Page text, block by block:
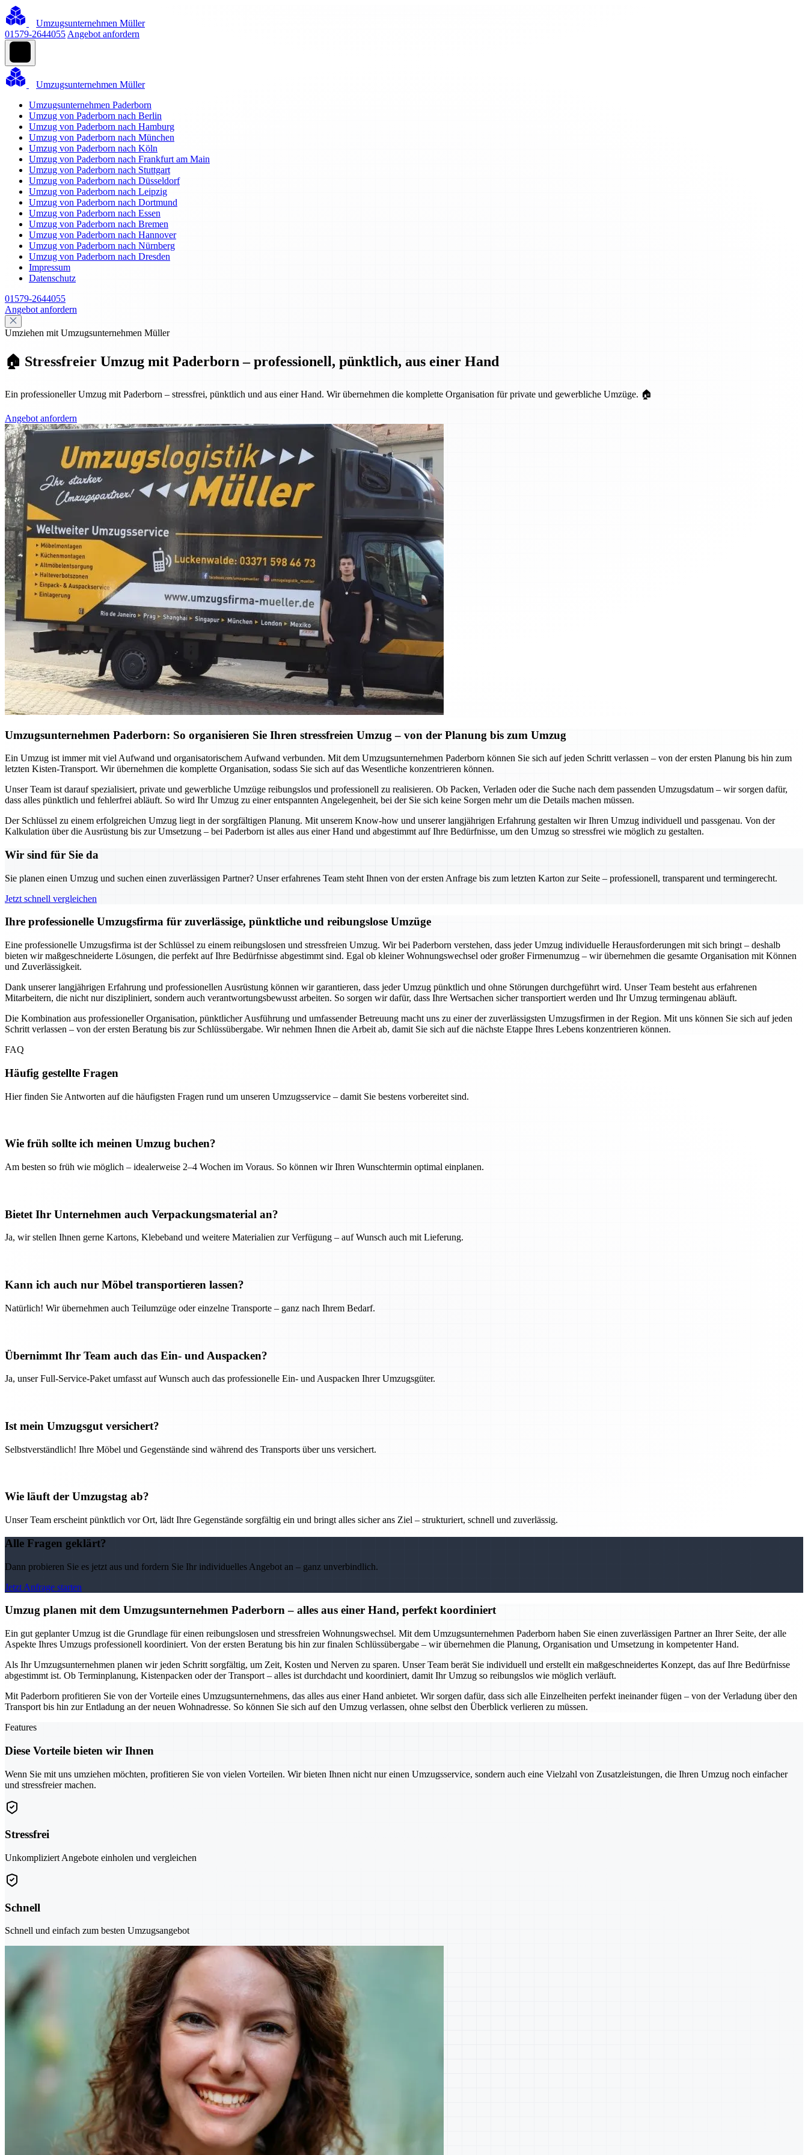
Umzugsunternehmen Müller
01579-2644055 Angebot anfordern
Umzugsunternehmen Müller
Umzugsunternehmen Paderborn
Umzug von Paderborn nach Berlin
Umzug von Paderborn nach Hamburg
Umzug von Paderborn nach München
Umzug von Paderborn nach Köln
Umzug von Paderborn nach Frankfurt am Main
Umzug von Paderborn nach Stuttgart
Umzug von Paderborn nach Düsseldorf
Umzug von Paderborn nach Leipzig
Umzug von Paderborn nach Dortmund
Umzug von Paderborn nach Essen
Umzug von Paderborn nach Bremen
Umzug von Paderborn nach Hannover
Umzug von Paderborn nach Nürnberg
Umzug von Paderborn nach Dresden
Impressum
Datenschutz
01579-2644055
Angebot anfordern
Umziehen mit Umzugsunternehmen Müller
🏠 Stressfreier Umzug mit Paderborn – professionell, pünktlich, aus einer Hand
Ein professioneller Umzug mit Paderborn – stressfrei, pünktlich und aus einer Hand. Wir übernehmen die komplette Organisation für private und gewerbliche Umzüge. 🏠
Angebot anfordern
Umzugsunternehmen Paderborn: So organisieren Sie Ihren stressfreien Umzug – von der Planung bis zum Umzug
Ein Umzug ist immer mit viel Aufwand und organisatorischem Aufwand verbunden. Mit dem Umzugsunternehmen Paderborn können Sie sich auf jeden Schritt verlassen – von der ersten Planung bis hin zum
letzten Kisten-Transport. Wir übernehmen die komplette Organisation, sodass Sie sich auf das Wesentliche konzentrieren können.
Unser Team ist darauf spezialisiert, private und gewerbliche Umzüge reibungslos und professionell zu realisieren. Ob Packen, Verladen oder die Suche nach dem passenden Umzugsdatum – wir sorgen dafür,
dass alles pünktlich und fehlerfrei abläuft. So wird Ihr Umzug zu einer entspannten Angelegenheit, bei der Sie sich keine Sorgen mehr um die Details machen müssen.
Der Schlüssel zu einem erfolgreichen Umzug liegt in der sorgfältigen Planung. Mit unserem Know-how und unserer langjährigen Erfahrung gestalten wir Ihren Umzug individuell und passgenau. Von der
Kalkulation über die Ausrüstung bis zur Umsetzung – bei Paderborn ist alles aus einer Hand und abgestimmt auf Ihre Bedürfnisse, um den Umzug so stressfrei wie möglich zu gestalten.
Wir sind für Sie da
Sie planen einen Umzug und suchen einen zuverlässigen Partner? Unser erfahrenes Team steht Ihnen von der ersten Anfrage bis zum letzten Karton zur Seite – professionell, transparent und termingerecht.
Jetzt schnell vergleichen
Ihre professionelle Umzugsfirma für zuverlässige, pünktliche und reibungslose Umzüge
Eine professionelle Umzugsfirma ist der Schlüssel zu einem reibungslosen und stressfreien Umzug. Wir bei Paderborn verstehen, dass jeder Umzug individuelle Herausforderungen mit sich bringt – deshalb
bieten wir maßgeschneiderte Lösungen, die perfekt auf Ihre Bedürfnisse abgestimmt sind. Egal ob kleiner Wohnungswechsel oder großer Firmenumzug – wir übernehmen die gesamte Organisation mit Können
und Zuverlässigkeit.
Dank unserer langjährigen Erfahrung und professionellen Ausrüstung können wir garantieren, dass jeder Umzug pünktlich und ohne Störungen durchgeführt wird. Unser Team besteht aus erfahrenen
Mitarbeitern, die nicht nur diszipliniert, sondern auch verantwortungsbewusst arbeiten. So sorgen wir dafür, dass Ihre Wertsachen sicher transportiert werden und Ihr Umzug termingenau abläuft.
Die Kombination aus professioneller Organisation, pünktlicher Ausführung und umfassender Betreuung macht uns zu einer der zuverlässigsten Umzugsfirmen in der Region. Mit uns können Sie sich auf jeden
Schritt verlassen – von der ersten Beratung bis zur Schlüssübergabe. Wir nehmen Ihnen die Arbeit ab, damit Sie sich auf die nächste Etappe Ihres Lebens konzentrieren können.
FAQ
Häufig gestellte Fragen
Hier finden Sie Antworten auf die häufigsten Fragen rund um unseren Umzugsservice – damit Sie bestens vorbereitet sind.
Wie früh sollte ich meinen Umzug buchen?
Am besten so früh wie möglich – idealerweise 2–4 Wochen im Voraus. So können wir Ihren Wunschtermin optimal einplanen.
Bietet Ihr Unternehmen auch Verpackungsmaterial an?
Ja, wir stellen Ihnen gerne Kartons, Klebeband und weitere Materialien zur Verfügung – auf Wunsch auch mit Lieferung.
Kann ich auch nur Möbel transportieren lassen?
Natürlich! Wir übernehmen auch Teilumzüge oder einzelne Transporte – ganz nach Ihrem Bedarf.
Übernimmt Ihr Team auch das Ein- und Auspacken?
Ja, unser Full-Service-Paket umfasst auf Wunsch auch das professionelle Ein- und Auspacken Ihrer Umzugsgüter.
Ist mein Umzugsgut versichert?
Selbstverständlich! Ihre Möbel und Gegenstände sind während des Transports über uns versichert.
Wie läuft der Umzugstag ab?
Unser Team erscheint pünktlich vor Ort, lädt Ihre Gegenstände sorgfältig ein und bringt alles sicher ans Ziel – strukturiert, schnell und zuverlässig.
Alle Fragen geklärt?
Dann probieren Sie es jetzt aus und fordern Sie Ihr individuelles Angebot an – ganz unverbindlich.
Jetzt Anfrage starten
Umzug planen mit dem Umzugsunternehmen Paderborn – alles aus einer Hand, perfekt koordiniert
Ein gut geplanter Umzug ist die Grundlage für einen reibungslosen und stressfreien Wohnungswechsel. Mit dem Umzugsunternehmen Paderborn haben Sie einen zuverlässigen Partner an Ihrer Seite, der alle
Aspekte Ihres Umzugs professionell koordiniert. Von der ersten Beratung bis hin zur finalen Schlüssübergabe – wir übernehmen die Planung, Organisation und Umsetzung in kompetenter Hand.
Als Ihr Umzugsunternehmen planen wir jeden Schritt sorgfältig, um Zeit, Kosten und Nerven zu sparen. Unser Team berät Sie individuell und erstellt ein maßgeschneidertes Konzept, das auf Ihre Bedürfnisse
abgestimmt ist. Ob Terminplanung, Kistenpacken oder der Transport – alles ist durchdacht und koordiniert, damit Ihr Umzug so reibungslos wie möglich verläuft.
Mit Paderborn profitieren Sie von der Vorteile eines Umzugsunternehmens, das alles aus einer Hand anbietet. Wir sorgen dafür, dass sich alle Einzelheiten perfekt ineinander fügen – von der Verladung über den
Transport bis hin zur Entladung an der neuen Wohnadresse. So können Sie sich auf den Umzug verlassen, ohne selbst den Überblick verlieren zu müssen.
Features
Diese Vorteile bieten wir Ihnen
Wenn Sie mit uns umziehen möchten, profitieren Sie von vielen Vorteilen. Wir bieten Ihnen nicht nur einen Umzugsservice, sondern auch eine Vielzahl von Zusatzleistungen, die Ihren Umzug noch einfacher
und stressfreier machen.
Stressfrei
Unkompliziert Angebote einholen und vergleichen
Schnell
Schnell und einfach zum besten Umzugsangebot